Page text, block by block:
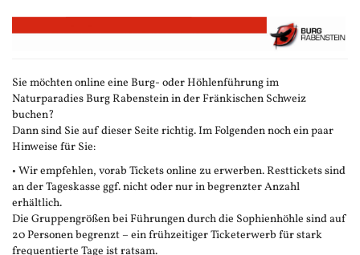
Zum
Haupt-
Sie möchten online eine Burg- oder Höhlenführung im
Naturparadies Burg Rabenstein in der Fränkischen Schweiz
buchen?
Dann sind Sie auf dieser Seite richtig. Im Folgenden noch ein paar
Hinweise für Sie:
• Wir empfehlen, vorab Tickets online zu erwerben. Resttickets sind
an der Tageskasse ggf. nicht oder nur in begrenzter Anzahl
erhältlich.
Die Gruppengrößen bei Führungen durch die Sophienhöhle sind auf
20 Personen begrenzt – ein frühzeitiger Ticketerwerb für stark
frequentierte Tage ist ratsam.